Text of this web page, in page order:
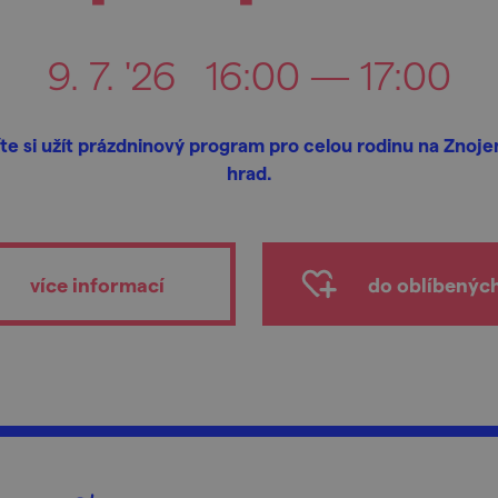
9. 7. '26 16:00 — 17:00
si užít prázdninový program pro celou rodinu na
hrad.
více informací do